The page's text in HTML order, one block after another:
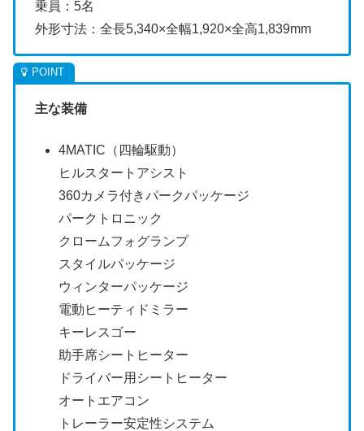
乗員：5名
外形寸法：全長5,340×全幅1,920×全高1,839mm
主な装備
4MATIC（四輪駆動）
ヒルスタートアシスト
360カメラ付きパークパッケージ
パークトロニック
クロームフォグランプ
スタイルパッケージ
ウィンターパッケージ
電動ヒーティドミラー
キーレスゴー
助手席シートヒーター
ドライバー用シートヒーター
オートエアコン
トレーラー安定性システム